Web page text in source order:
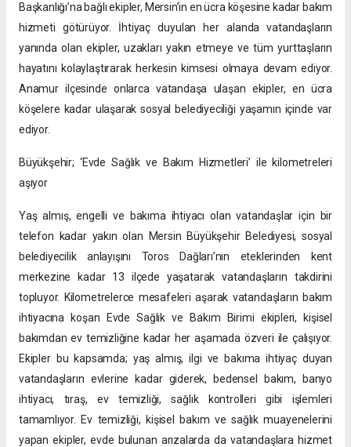
Başkanlığı’na bağlı ekipler, Mersin’in en ücra köşesine kadar bakım
hizmeti götürüyor. İhtiyaç duyulan her alanda vatandaşların
yanında olan ekipler, uzakları yakın etmeye ve tüm yurttaşların
hayatını kolaylaştırarak herkesin kimsesi olmaya devam ediyor.
Anamur ilçesinde onlarca vatandaşa ulaşan ekipler, en ücra
köşelere kadar ulaşarak sosyal belediyeciliği yaşamın içinde var
ediyor.
Büyükşehir; ‘Evde Sağlık ve Bakım Hizmetleri’ ile kilometreleri
aşıyor
Yaş almış, engelli ve bakıma ihtiyacı olan vatandaşlar için bir
telefon kadar yakın olan Mersin Büyükşehir Belediyesi, sosyal
belediyecilik anlayışını Toros Dağları’nın eteklerinden kent
merkezine kadar 13 ilçede yaşatarak vatandaşların takdirini
topluyor. Kilometrelerce mesafeleri aşarak vatandaşların bakım
ihtiyacına koşan Evde Sağlık ve Bakım Birimi ekipleri, kişisel
bakımdan ev temizliğine kadar her aşamada özveri ile çalışıyor.
Ekipler bu kapsamda; yaş almış, ilgi ve bakıma ihtiyaç duyan
vatandaşların evlerine kadar giderek, bedensel bakım, banyo
ihtiyacı, tıraş, ev temizliği, sağlık kontrolleri gibi işlemleri
tamamlıyor. Ev temizliği, kişisel bakım ve sağlık muayenelerini
yapan ekipler, evde bulunan arızalarda da vatandaşlara hizmet